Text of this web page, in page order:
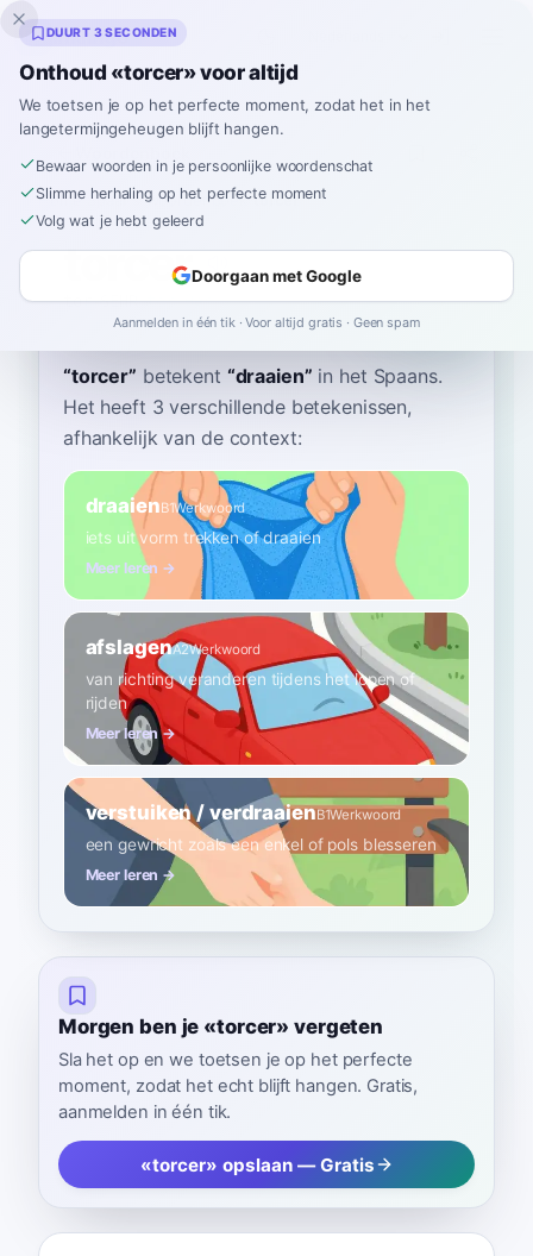
Inklingo
Home› Spaans›Woordenboek›torcer
torcer
tor-SEHR torˈθer
“torcer” betekent “draaien” in het Spaans.
Het heeft 3 verschillende betekenissen,
afhankelijk van de context:
draaienB1Werkwoord
iets uit vorm trekken of draaien
Meer leren →
afslagenA2Werkwoord
van richting veranderen tijdens het lopen of
rijden
Meer leren →
verstuiken / verdraaienB1Werkwoord
een gewricht zoals een enkel of pols blesseren
Meer leren →
Morgen ben je «torcer» vergeten
Sla het op en we toetsen je op het perfecte
moment, zodat het echt blijft hangen. Gratis,
aanmelden in één tik.
«torcer» opslaan — Gratis
DUURT 3 SECONDEN
Onthoud «torcer» voor altijd
We toetsen je op het perfecte moment, zodat het in het
langetermijngeheugen blijft hangen.
Bewaar woorden in je persoonlijke woordenschat
Slimme herhaling op het perfecte moment
Volg wat je hebt geleerd
Doorgaan met Google
Aanmelden in één tik · Voor altijd gratis · Geen spam